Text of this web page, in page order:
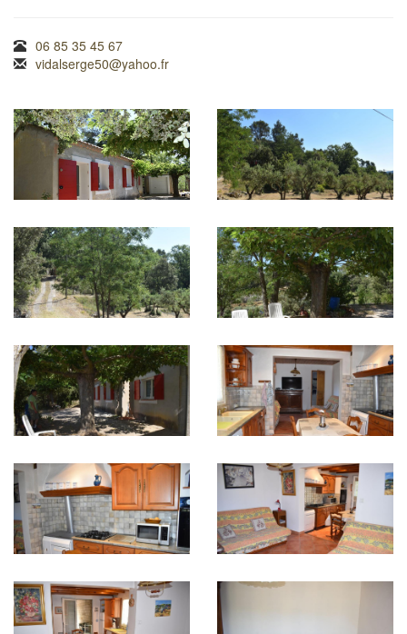
06 85 35 45 67
vidalserge50@yahoo.fr